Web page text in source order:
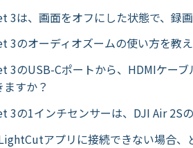
3は、画面をオフにした状態で、録
3のオーディオズームの使い方を教え
3のUSB-Cポートから、HDMIケー
すか？
3の1インチセンサーは、DJI Air 2S
アプリに接続できない場合、